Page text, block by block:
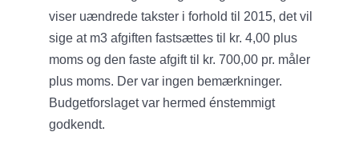
viser uændrede takster i forhold til 2015, det vil
sige at m3 afgiften fastsættes til kr. 4,00 plus
moms og den faste afgift til kr. 700,00 pr. måler
plus moms. Der var ingen bemærkninger.
Budgetforslaget var hermed énstemmigt
godkendt.